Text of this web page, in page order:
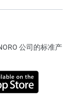
公司的标准产